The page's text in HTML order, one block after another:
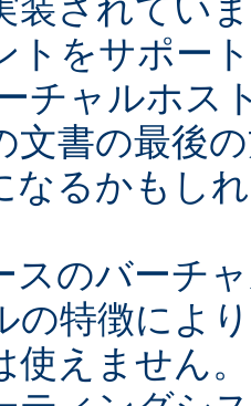
装されてい
トをサポー
チャルホス
文書の最後
なるかもし
スのバーチ
の特徴によ
使えません。